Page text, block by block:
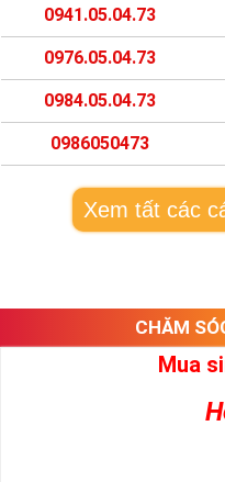
0941.05.04.73
0976.05.04.73
0984.05.04.73
0986050473
Xem tất các
CHĂM
Mua